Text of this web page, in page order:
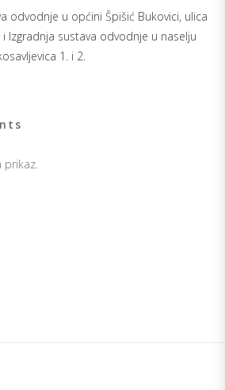
odvodnje u općini Špišić Bukovici, ulica
Izgradnja sustava odvodnje u naselju
1. i 2.